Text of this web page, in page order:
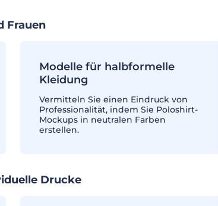
Frauen
Modelle für halbformelle
Kleidung
Vermitteln Sie einen Eindruck von
Professionalität, indem Sie Poloshirt-
Mockups in neutralen Farben
erstellen.
Drucke